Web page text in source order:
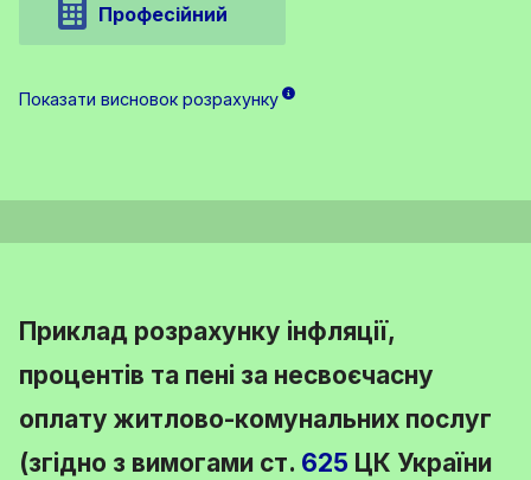
Професійний
Показати висновок розрахунку
Приклад розрахунку інфляції,
процентів та пені за несвоєчасну
оплату житлово-комунальних послуг
(згідно з вимогами ст. 625 ЦК України